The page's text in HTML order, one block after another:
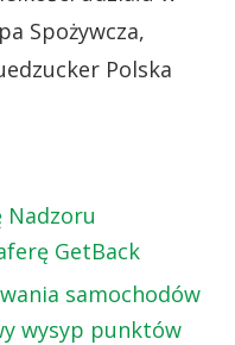
Spożywcza,
Polska
Nadzoru
GetBack
samochodów
wysyp punktów